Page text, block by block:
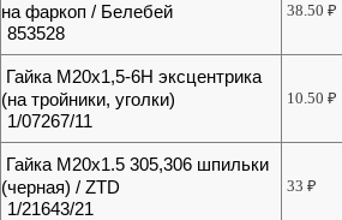
на фаркоп / Белебей
853528
38.50₽
Гайка М20х1,5-6Н эксцентрика
(на тройники, уголки)
1/07267/11
10.50₽
Гайка М20х1.5 305,306 шпильки
(черная) / ZTD
1/21643/21
33₽